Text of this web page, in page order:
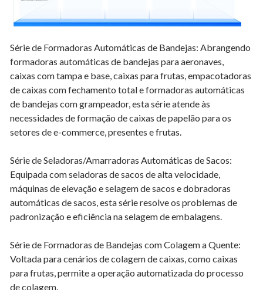
Série de Formadoras Automáticas de Bandejas: Abrangendo
formadoras automáticas de bandejas para aeronaves,
caixas com tampa e base, caixas para frutas, empacotadoras
de caixas com fechamento total e formadoras automáticas
de bandejas com grampeador, esta série atende às
necessidades de formação de caixas de papelão para os
setores de e-commerce, presentes e frutas.
Série de Seladoras/Amarradoras Automáticas de Sacos:
Equipada com seladoras de sacos de alta velocidade,
máquinas de elevação e selagem de sacos e dobradoras
automáticas de sacos, esta série resolve os problemas de
padronização e eficiência na selagem de embalagens.
Série de Formadoras de Bandejas com Colagem a Quente:
Voltada para cenários de colagem de caixas, como caixas
para frutas, permite a operação automatizada do processo
de colagem.